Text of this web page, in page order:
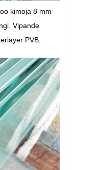
kimoja 8 mm
Vipande
PVB.